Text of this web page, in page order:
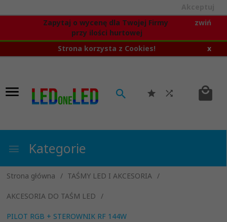
Zapytaj o wycenę dla Twojej Firmy
przy ilości hurtowej
zwiń
Strona korzysta z Cookies! x
Kategorie
Strona główna TAŚMY LED I AKCESORIA
AKCESORIA DO TAŚM LED
PILOT RGB + STEROWNIK RF 144W